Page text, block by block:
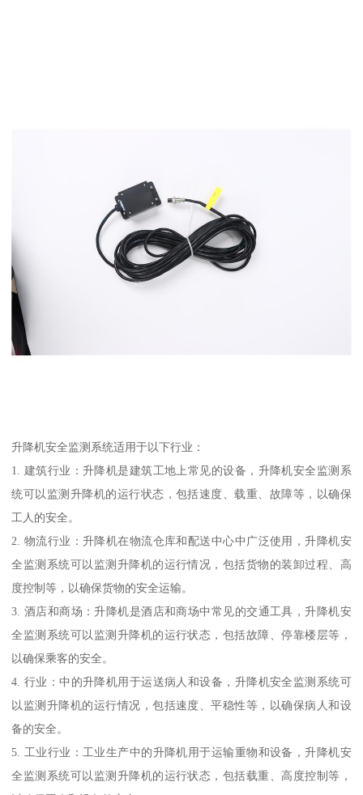
升降机安全监测系统适用于以下行业：
1. 建筑行业：升降机是建筑工地上常见的设备，升降机安全监测系
统可以监测升降机的运行状态，包括速度、载重、故障等，以确保
工人的安全。
2. 物流行业：升降机在物流仓库和配送中心中广泛使用，升降机安
全监测系统可以监测升降机的运行情况，包括货物的装卸过程、高
度控制等，以确保货物的安全运输。
3. 酒店和商场：升降机是酒店和商场中常见的交通工具，升降机安
全监测系统可以监测升降机的运行状态，包括故障、停靠楼层等，
以确保乘客的安全。
4. 行业：中的升降机用于运送病人和设备，升降机安全监测系统可
以监测升降机的运行情况，包括速度、平稳性等，以确保病人和设
备的安全。
5. 工业行业：工业生产中的升降机用于运输重物和设备，升降机安
全监测系统可以监测升降机的运行状态，包括载重、高度控制等，